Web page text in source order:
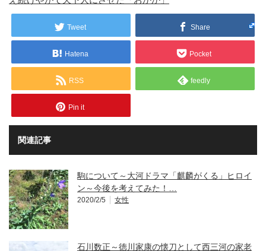
Tweet Share
Hatena Pocket
RSS feedly
Pin it
関連記事
駒について～大河ドラマ「麒麟がくる」ヒロイ
ン～今後を考えてみた！…
2020/2/5 女性
石川数正～徳川家康の懐刀として西三河の家老